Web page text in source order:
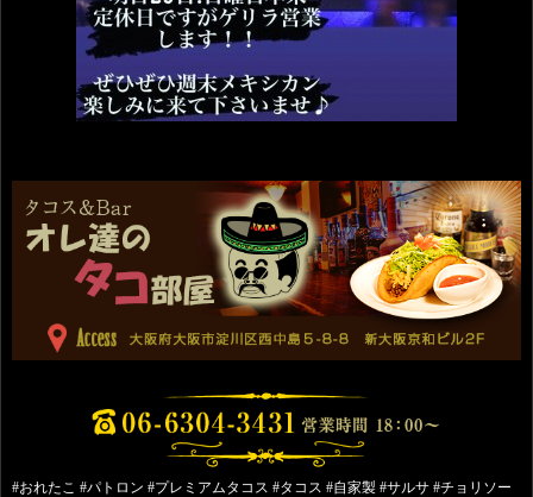
#おれたこ #パトロン #プレミアムタコス #タコス #自家製 #サルサ #チョリソー